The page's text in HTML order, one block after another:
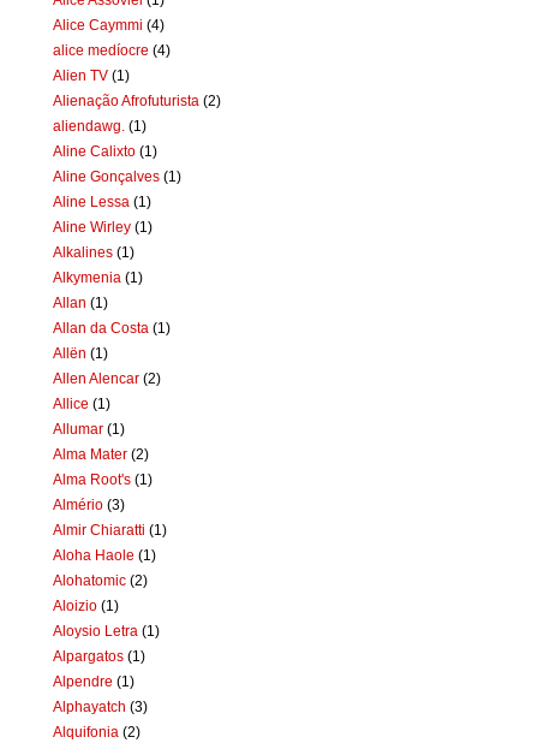
Alice Caymmi (4)
alice medíocre (4)
Alien TV (1)
Alienação Afrofuturista (2)
aliendawg. (1)
Aline Calixto (1)
Aline Gonçalves (1)
Aline Lessa (1)
Aline Wirley (1)
Alkalines (1)
Alkymenia (1)
Allan (1)
Allan da Costa (1)
Allën (1)
Allen Alencar (2)
Allice (1)
Allumar (1)
Alma Mater (2)
Alma Root's (1)
Almério (3)
Almir Chiaratti (1)
Aloha Haole (1)
Alohatomic (2)
Aloizio (1)
Aloysio Letra (1)
Alpargatos (1)
Alpendre (1)
Alphayatch (3)
Alquifonia (2)